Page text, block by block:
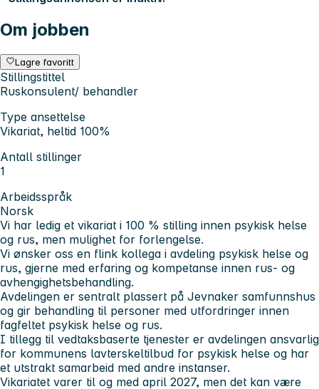
Om jobben
Lagre favoritt
Stillingstittel
Ruskonsulent/ behandler
Type ansettelse
Vikariat, heltid 100%
Antall stillinger
1
Arbeidsspråk
Norsk
Vi har ledig et vikariat i 100 % stilling innen psykisk helse
og rus, men mulighet for forlengelse.
Vi ønsker oss en flink kollega i avdeling psykisk helse og
rus, gjerne med erfaring og kompetanse innen rus- og
avhengighetsbehandling.
Avdelingen er sentralt plassert på Jevnaker samfunnshus
og gir behandling til personer med utfordringer innen
fagfeltet psykisk helse og rus.
I tillegg til vedtaksbaserte tjenester er avdelingen ansvarlig
for kommunens lavterskeltilbud for psykisk helse og har
et utstrakt samarbeid med andre instanser.
Vikariatet varer til og med april 2027, men det kan være